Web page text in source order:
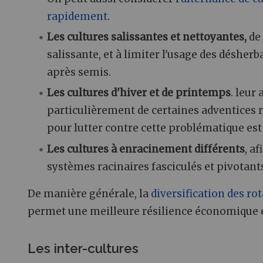
rapidement.
Les cultures salissantes et nettoyantes,
salissante, et à limiter l'usage des
après semis.
Les cultures d'hiver et de printemps. leur
particulièrement de certaines adventices
pour lutter contre cette problématique
Les cultures à enracinement différents,
systèmes racinaires fasciculés et
De manière générale, la diversification des
permet une meilleure résilience économique
Les inter-cultures